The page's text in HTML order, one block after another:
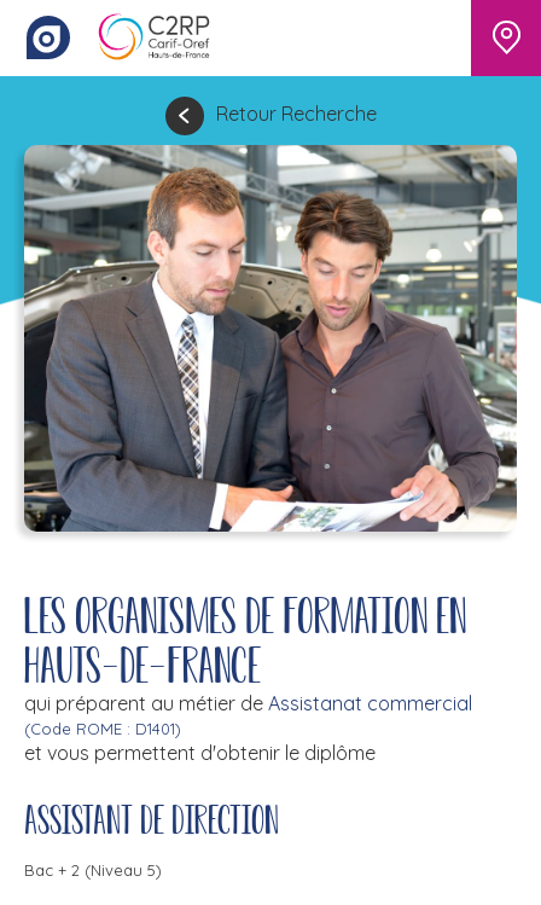
Retour Recherche
Les organismes de formation en
Hauts-de-France
qui préparent au métier de Assistanat commercial
(Code ROME : D1401)
et vous permettent d'obtenir le diplôme
Assistant de direction
Bac + 2 (Niveau 5)